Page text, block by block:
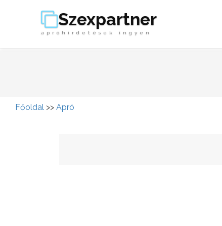
Szexpartner
apróhirdetések ingyen
Főoldal >> Apró